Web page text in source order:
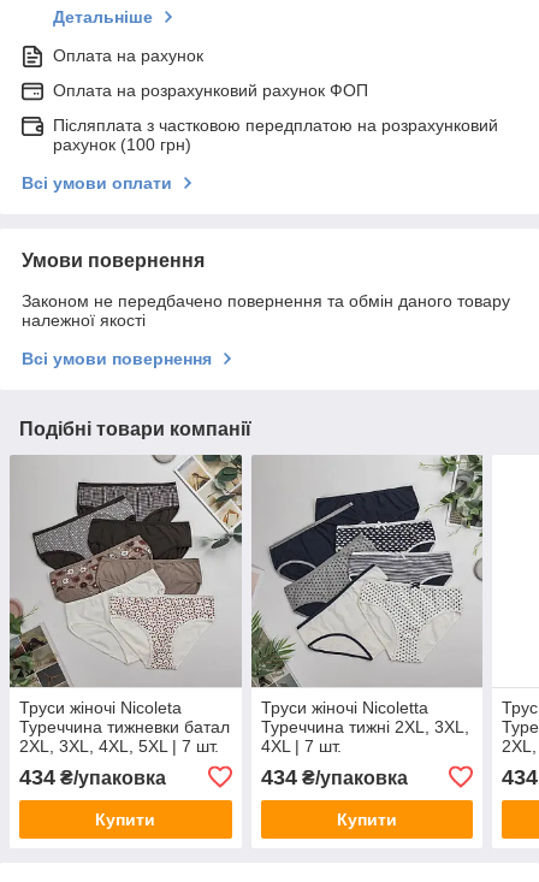
Детальніше
Оплата на рахунок
Оплата на розрахунковий рахунок ФОП
Післяплата з частковою передплатою на розрахунковий
рахунок (100 грн)
Всі умови оплати
Умови повернення
Законом не передбачено повернення та обмін даного товару
належної якості
Всі умови повернення
Подібні товари компанії
Труси жіночі Nicoleta
Туреччина тижневки батал
2XL, 3XL, 4XL, 5XL | 7 шт.
434 ₴/упаковка
Купити
Труси жіночі Nicoletta
Туреччина тижні 2XL, 3XL,
4XL | 7 шт.
434₴/упаковка
Купити
434